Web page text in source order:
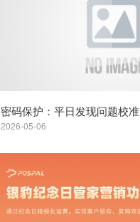
密码保护：平日发现问题校准
2026-05-06